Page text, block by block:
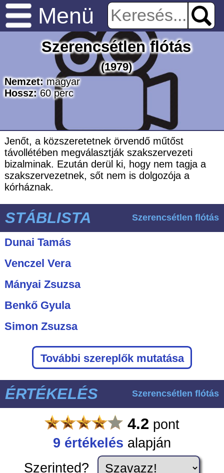
Menü
Szerencsétlen flótás
(1979)
Nemzet: magyar
Hossz: 60perc
Jenőt, a közszeretetnek örvendő műtőst
távollétében megválasztják szakszervezeti
bizalminak. Ezután derül ki, hogy nem tagja a
szakszervezetnek, sőt nem is dolgozója a
kórháznak.
STÁBLISTA Szerencsétlen flótás
Dunai Tamás
Venczel Vera
Mányai Zsuzsa
Benkő Gyula
Simon Zsuzsa
További szereplők mutatása
ÉRTÉKELÉS Szerencsétlen flótás
4.2 pont
9 értékelés alapján
Szerinted?